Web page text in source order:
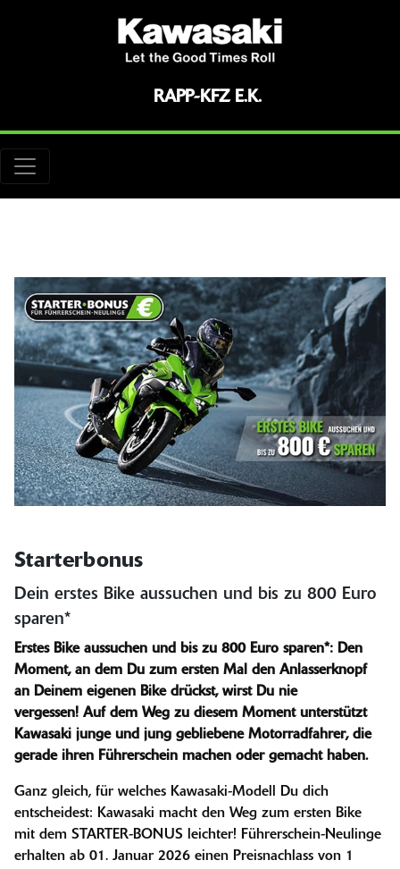
RAPP-KFZ E.K.
Starterbonus
Dein erstes Bike aussuchen und bis zu 800 Euro
sparen*
Erstes Bike aussuchen und bis zu 800 Euro sparen*: Den
Moment, an dem Du zum ersten Mal den Anlasserknopf
an Deinem eigenen Bike drückst, wirst Du nie
vergessen! Auf dem Weg zu diesem Moment unterstützt
Kawasaki junge und jung gebliebene Motorradfahrer, die
gerade ihren Führerschein machen oder gemacht haben.
Ganz gleich, für welches Kawasaki-Modell Du dich
entscheidest: Kawasaki macht den Weg zum ersten Bike
mit dem STARTER-BONUS leichter! Führerschein-Neulinge
erhalten ab 01. Januar 2026 einen Preisnachlass von 1